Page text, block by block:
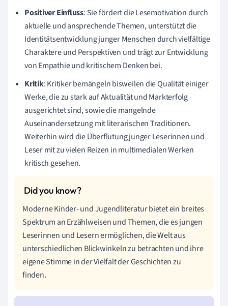
Positiver Einfluss: Sie fördert die Lesemotivation durch
aktuelle und ansprechende Themen, unterstützt die
Identitätsentwicklung junger Menschen durch vielfältige
Charaktere und Perspektiven und trägt zur Entwicklung
von Empathie und kritischem Denken bei.
Kritik: Kritiker bemängeln bisweilen die Qualität einiger
Werke, die zu stark auf Aktualität und Markterfolg
ausgerichtet sind, sowie die mangelnde
Auseinandersetzung mit literarischen Traditionen.
Weiterhin wird die Überflutung junger Leserinnen und
Leser mit zu vielen Reizen in multimedialen Werken
kritisch gesehen.
Moderne Kinder- und Jugendliteratur bietet ein breites
Spektrum an Erzählweisen und Themen, die es jungen
Leserinnen und Lesern ermöglichen, die Welt aus
unterschiedlichen Blickwinkeln zu betrachten und ihre
eigene Stimme in der Vielfalt der Geschichten zu
finden.